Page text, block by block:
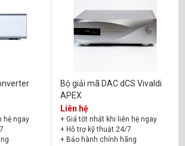
hệ ngay
Bộ giải mã DAC dCS Vivaldi
APEX
Liên hệ
+ Giá tốt nhất khi liên hệ ngay
+ Hỗ trợ kỹ thuật 24/7
+ Bảo hành chính hãng